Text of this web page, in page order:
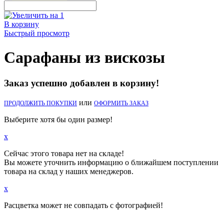
В корзину
Быстрый просмотр
Сарафаны из вискозы
Заказ успешно добавлен в корзину!
ПРОДОЛЖИТЬ ПОКУПКИ или ОФОРМИТЬ ЗАКАЗ
Выберите хотя бы один размер!
x
Сейчас этого товара нет на складе!
Вы можете уточнить информацию о ближайшем поступлении
товара на склад у наших менеджеров.
x
Расцветка может не совпадать с фотографией!